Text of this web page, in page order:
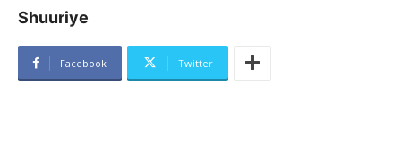
Shuuriye
Facebook Twitter